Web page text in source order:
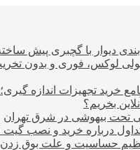
بندی دیوار با گچبری پیش
لوکس، فوری و بدون
خرید تجهیزات اندازه
بخریم؟
تحت بیهوشی در شرق تهران
درباره خرید و نصب گیت
حساسیت و علت بوق زدن